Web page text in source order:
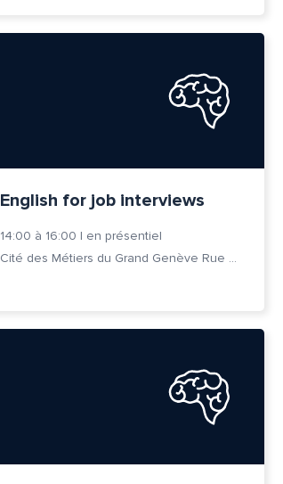
English for job interviews
14:00 à 16:00 | en présentiel
Cité des Métiers du Grand Genève Rue Prévost-Martin 6 1205 Genève